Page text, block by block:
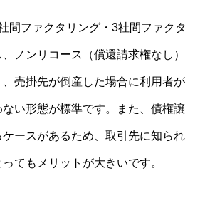
間ファクタリング・3社間ファクタ
ノンリコース（償還請求権なし）
売掛先が倒産した場合に利用者が
い形態が標準です。また、債権譲
ースがあるため、取引先に知られ
てもメリットが大きいです。